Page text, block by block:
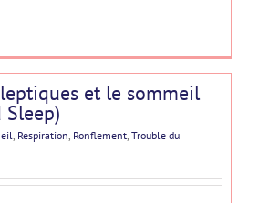
et le sommeil
Sleep)
Respiration Ronflement Trouble du